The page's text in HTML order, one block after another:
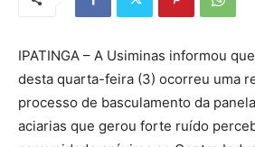
IPATINGA – A Usiminas informou
desta quarta-feira (3) ocorreu uma
processo de basculamento da
aciarias que gerou forte ruído